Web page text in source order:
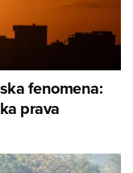
fenomena:
prava